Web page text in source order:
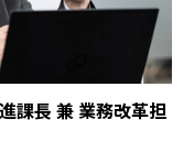
課長 兼 業務改革担